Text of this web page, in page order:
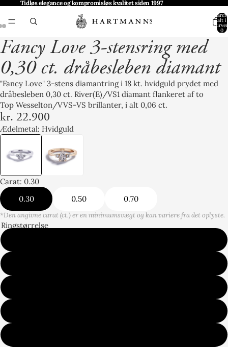
Tidløs elegance og kompromisløs kvalitet siden 1997
alt i
0
produkt
produkt
Fancy Love 3-stensring med
0,30 ct. dråbesleben diamant
"Fancy Love" 3-stens diamantring i 18 kt. hvidguld prydet med
dråbesleben 0,30 ct. River(E)/VS1 diamant flankeret af to
Top Wesselton/VVS-VS brillanter, i alt 0,06 ct.
kr. 22.900
Ædelmetal: Hvidguld
Carat: 0.30
0.30
0.50 0.70
*Den angivne carat (ct.) er en minimumsvægt og kan variere fra det oplyste.
Ringstørrelse